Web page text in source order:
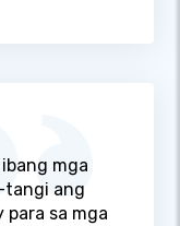
mga
tangi ang
para sa mga